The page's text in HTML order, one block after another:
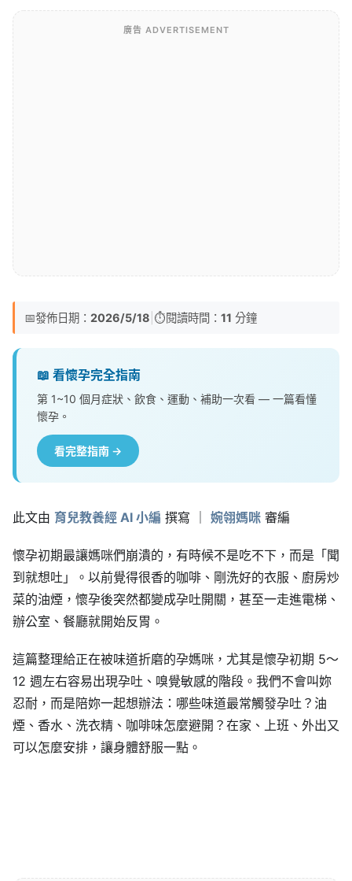
廣告 ADVERTISEMENT
📅發佈日期： 2026/5/18 ⏱️閱讀時間： 11 分鐘
📖 看懷孕完全指南
第 1~10 個月症狀、飲食、運動、補助一次看 — 一篇看懂
懷孕。
看完整指南 →
此文由 育兒教養經 AI 小編 撰寫 ｜ 婉翎媽咪 審編
懷孕初期最讓媽咪們崩潰的，有時候不是吃不下，而是「聞
到就想吐」。以前覺得很香的咖啡、剛洗好的衣服、廚房炒
菜的油煙，懷孕後突然都變成孕吐開關，甚至一走進電梯、
辦公室、餐廳就開始反胃。
這篇整理給正在被味道折磨的孕媽咪，尤其是懷孕初期 5～
12 週左右容易出現孕吐、嗅覺敏感的階段。我們不會叫妳
忍耐，而是陪妳一起想辦法：哪些味道最常觸發孕吐？油
煙、香水、洗衣精、咖啡味怎麼避開？在家、上班、外出又
可以怎麼安排，讓身體舒服一點。